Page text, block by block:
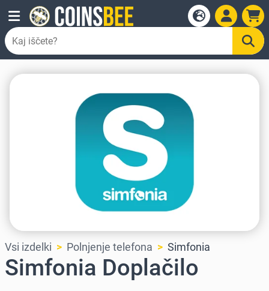
Vsi izdelki Polnjenje telefona Simfonia
Simfonia Doplačilo